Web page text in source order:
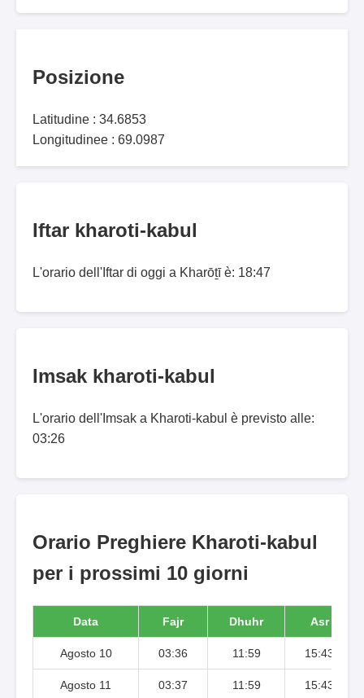
Posizione
Latitudine : 34.6853
Longitudinee : 69.0987
Iftar kharoti-kabul
L'orario dell'Iftar di oggi a Kharōṯī è: 18:47
Imsak kharoti-kabul
L'orario dell'Imsak a Kharoti-kabul è previsto alle:
03:26
Orario Preghiere Kharoti-kabul
per i prossimi 10 giorni
Data Fajr Dhuhr Asr
Agosto 10 03:36 11:59 15:43
Agosto 11 03:37 11:59 15:43